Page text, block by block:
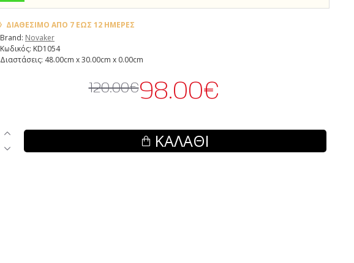
ΔΙΑΘΈΣΙΜΟ ΑΠΌ 7 ΈΩΣ 12 ΗΜΈΡΕΣ
Brand: Novaker
Κωδικός: KD1054
Διαστάσεις: 48.00cm x 30.00cm x 0.00cm
98.00€
120.00€
ΚΑΛΆΘΙ